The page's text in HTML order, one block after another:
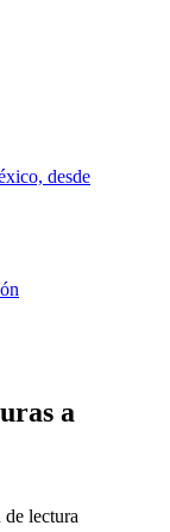
desde
a
de lectura